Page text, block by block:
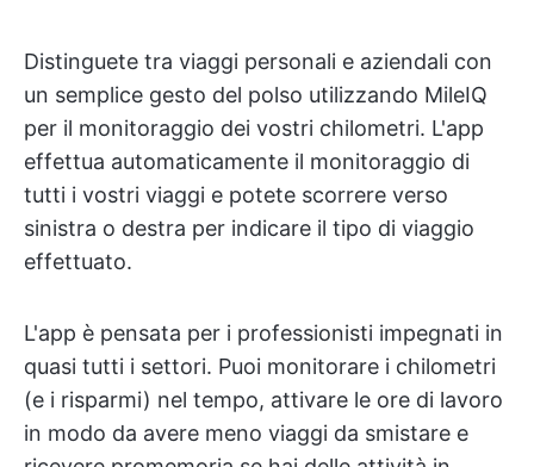
Distinguete tra viaggi personali e aziendali con
un semplice gesto del polso utilizzando MileIQ
per il monitoraggio dei vostri chilometri. L'app
effettua automaticamente il monitoraggio di
tutti i vostri viaggi e potete scorrere verso
sinistra o destra per indicare il tipo di viaggio
effettuato.
L'app è pensata per i professionisti impegnati in
quasi tutti i settori. Puoi monitorare i chilometri
(e i risparmi) nel tempo, attivare le ore di lavoro
in modo da avere meno viaggi da smistare e